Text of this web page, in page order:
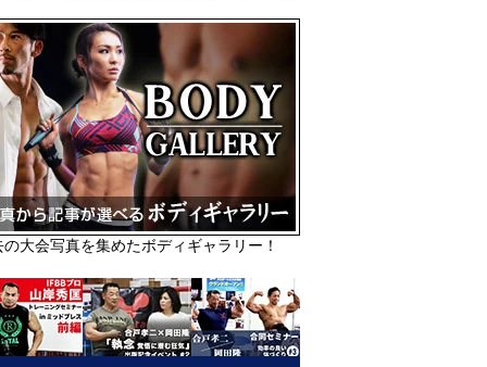
の大会写真を集めたボディギャラリー！